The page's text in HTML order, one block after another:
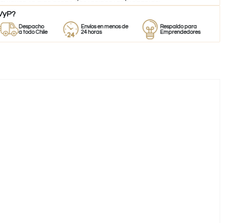
a todo Chile
Envíos en menos de
24 horas
Respaldo para
Emprendedores